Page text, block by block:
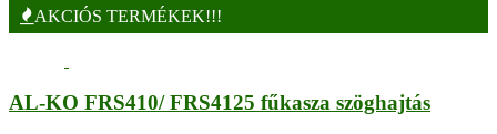
AKCIÓS TERMÉKEK!!!
AL-KO FRS410/ FRS4125 fűkasza szöghajtás